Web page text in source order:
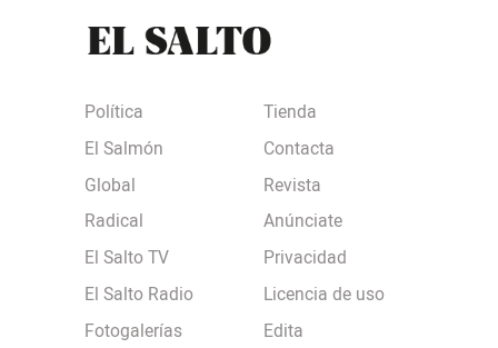
Política
El Salmón
Global
Radical
El Salto TV
El Salto Radio
Fotogalerías
Tienda
Contacta
Revista
Anúnciate
Privacidad
Licencia de uso
Edita